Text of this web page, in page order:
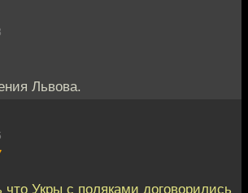
Львова.
Укры с поляками договорились